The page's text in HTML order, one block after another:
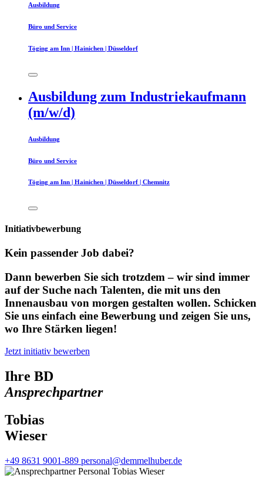
Ausbildung
Büro und Service
Töging am Inn | Hainichen | Düsseldorf
Ausbildung zum Industriekaufmann
(m/w/d)
Ausbildung
Büro und Service
Töging am Inn | Hainichen | Düsseldorf | Chemnitz
Initiativbewerbung
Kein passender Job dabei?
Dann bewerben Sie sich trotzdem – wir sind immer
auf der Suche nach Talenten, die mit uns den
Innenausbau von morgen gestalten wollen. Schicken
Sie uns einfach eine Bewerbung und zeigen Sie uns,
wo Ihre Stärken liegen!
Jetzt initiativ bewerben
Ihre BD
Ansprechpartner
Tobias
Wieser
+49 8631 9001-889 personal@demmelhuber.de